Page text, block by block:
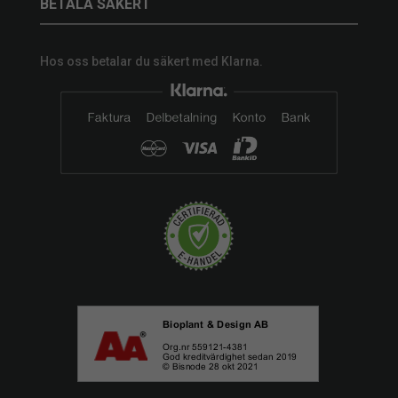
BETALA SÄKERT
Hos oss betalar du säkert med Klarna.